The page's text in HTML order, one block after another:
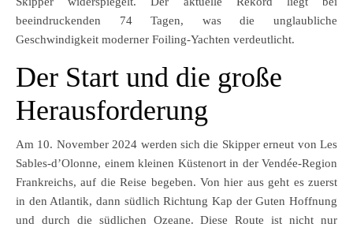
beeindruckenden 74 Tagen, was die unglaubliche
Geschwindigkeit moderner Foiling-Yachten verdeutlicht.
Der Start und die große
Herausforderung
Am 10. November 2024 werden sich die Skipper erneut von Les
Sables-d’Olonne, einem kleinen Küstenort in der Vendée-Region
Frankreichs, auf die Reise begeben. Von hier aus geht es zuerst
in den Atlantik, dann südlich Richtung Kap der Guten Hoffnung
und durch die südlichen Ozeane. Diese Route ist nicht nur